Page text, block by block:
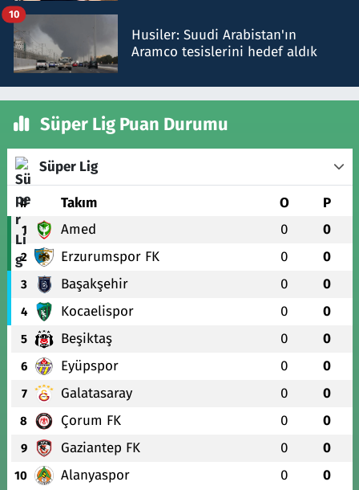
Husiler: Suudi Arabistan'ın
Aramco tesislerini hedef aldık
10
Süper Lig Puan Durumu
Süper Lig
# Takım O P
1 Amed 0 0
2 Erzurumspor FK 0 0
3 Başakşehir 0 0
4 Kocaelispor 0 0
5 Beşiktaş 0 0
6 Eyüpspor 0 0
7 Galatasaray 0 0
8 Çorum FK 0 0
9 Gaziantep FK 0 0
10 Alanyaspor 0 0